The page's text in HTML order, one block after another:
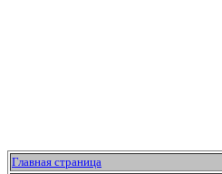
Главная страница